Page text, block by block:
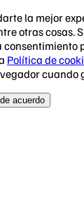
la mejor
otras cosas.
Política de
cuando
acuerdo